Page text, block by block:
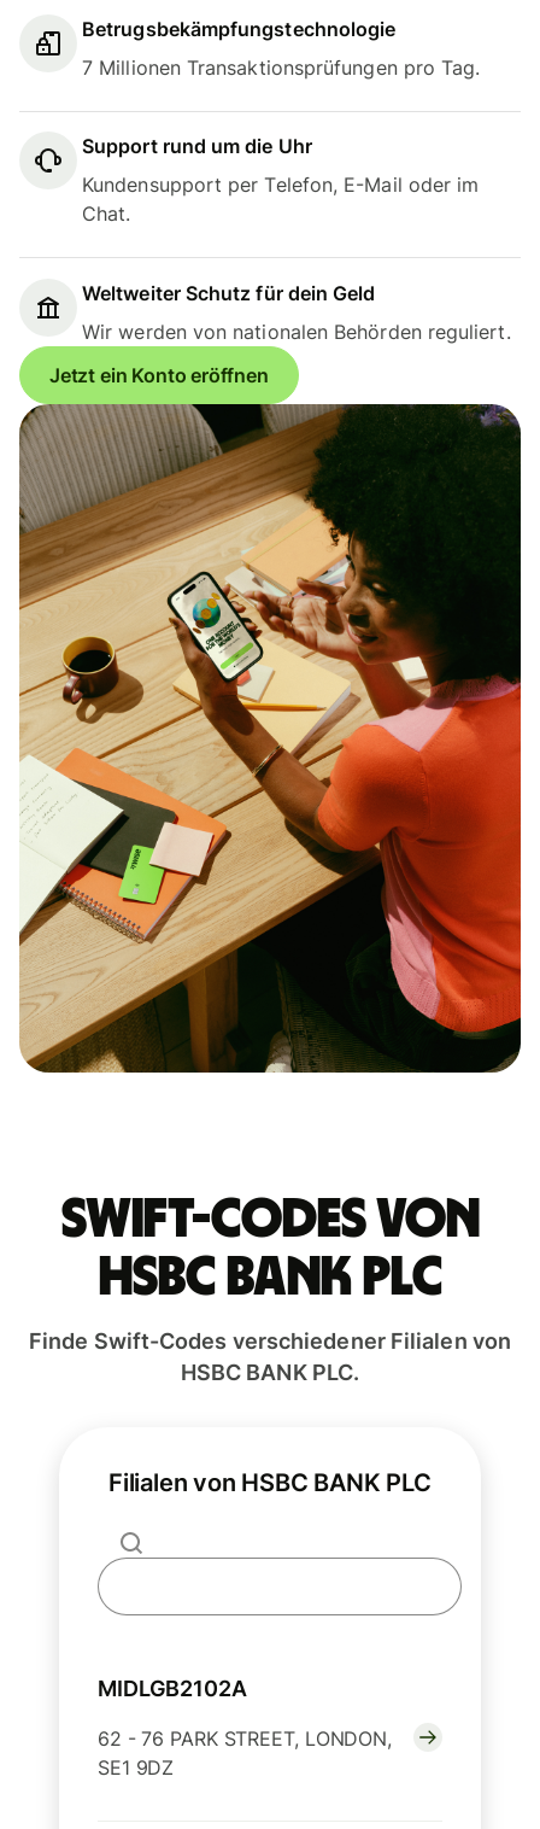
Betrugsbekämpfungstechnologie
7 Millionen Transaktionsprüfungen pro Tag.
Support rund um die Uhr
Kundensupport per Telefon, E-Mail oder im
Chat.
Weltweiter Schutz für dein Geld
Wir werden von nationalen Behörden reguliert.
Jetzt ein Konto eröffnen
Swift-Codes von
HSBC BANK PLC
Finde Swift-Codes verschiedener Filialen von
HSBC BANK PLC.
Filialen von HSBC BANK PLC
MIDLGB2102A
62 - 76 PARK STREET, LONDON,
SE1 9DZ